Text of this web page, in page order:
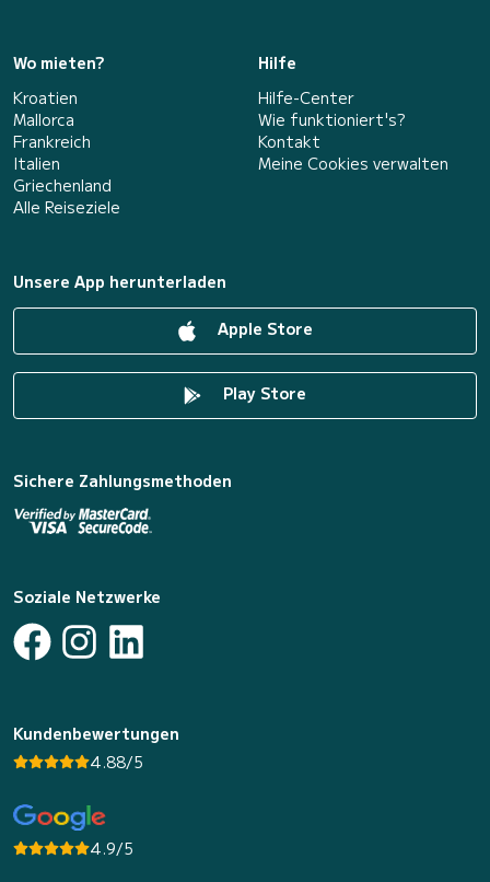
Wo mieten?
Kroatien
Mallorca
Frankreich
Italien
Griechenland
Alle Reiseziele
Hilfe
Hilfe-Center
Wie funktioniert's?
Kontakt
Meine Cookies verwalten
Unsere App herunterladen
Apple Store
Play Store
Sichere Zahlungsmethoden
Soziale Netzwerke
Kundenbewertungen
4.88/5
4.9/5